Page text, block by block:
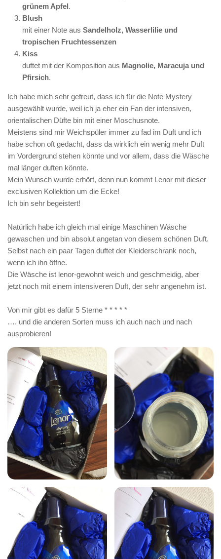
grünem Apfel.
Blush
mit einer Note aus Sandelholz, Wasserlilie und
tropischen Fruchtessenzen
Kiss
duftet mit der Komposition aus Magnolie, Maracuja und
Pfirsich.
Ich habe mich sehr gefreut, dass ich für die Note Mystery
ausgewählt wurde, weil ich ja eher ein Fan der intensiven,
orientalischen Düfte bin mit einer Moschusnote.
Meistens sind mir Weichspüler immer zu fad im Duft und ich
habe schon oft gedacht, dass da wirklich ein wenig mehr Duft
im Vordergrund stehen könnte und vor allem, dass die Wäsche
mal länger duften könnte.
Mein Wunsch wurde erhört, denn nun kommt Lenor mit dieser
exclusiven Kollektion um die Ecke!
Ich bin sehr begeistert!
Natürlich habe ich gleich mal einige Maschinen Wäsche
gewaschen und bin absolut angetan von diesem schönen Duft.
Selbst nach ein paar Tagen duftet der Kleiderschrank noch,
wenn ich ihn öffne.
Die Wäsche ist lenor-gewohnt weich und geschmeidig, aber
jetzt noch mit einem intensiveren Duft, der sehr angenehm ist.
Von mir gibt es dafür 5 Sterne * * * * *
…. und die anderen Sorten muss ich auch nach und nach
ausprobieren!